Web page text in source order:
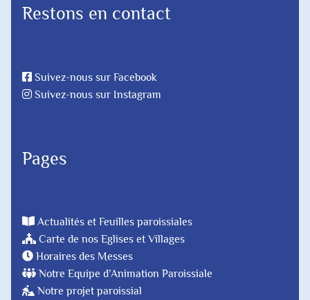
Restons en contact
Suivez-nous sur Facebook
Suivez-nous sur Instagram
Pages
Actualités et Feuilles paroissiales
Carte de nos Eglises et Villages
Horaires des Messes
Notre Equipe d’Animation Paroissiale
Notre projet paroissial